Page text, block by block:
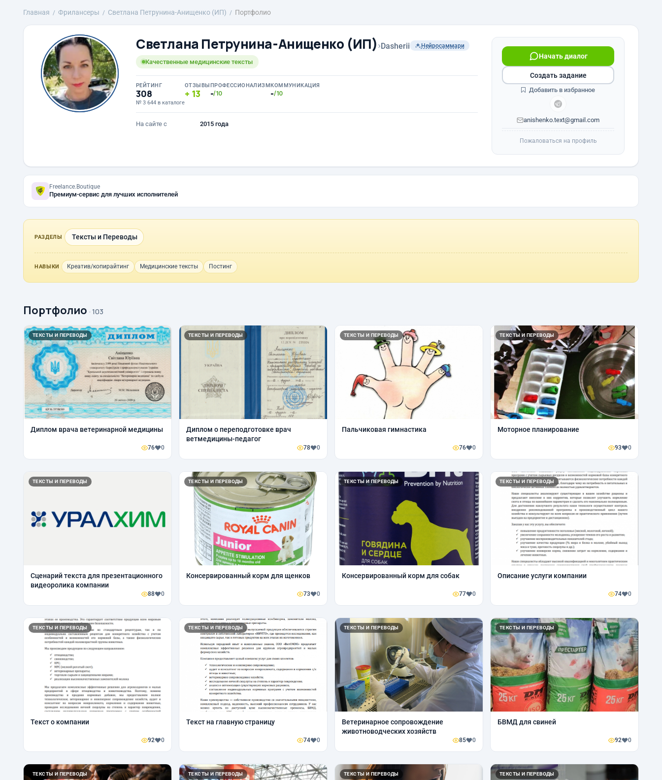
Главная Фрилансеры Светлана Петрунина-Анищенко (ИП) Портфолио
Светлана Петрунина-Анищенко (ИП)›Dasherii Нейросаммари
Качественные медицинские тексты
РЕЙТИНГ
308
№ 3 644 в каталоге
ОТЗЫВЫ
13
ПРОФЕССИОНАЛИЗМ
-/10
КОММУНИКАЦИЯ
-/10
На сайте с 2015 года
Начать диалог
anishenko.text@gmail.com
Создать задание
Добавить в избранное
Пожаловаться на профиль
Freelance.Boutique
Премиум-сервис для лучших исполнителей
РАЗДЕЛЫ Тексты и Переводы
НАВЫКИ Креатив/копирайтинг Медицинские тексты Постинг
Портфолио · 103
ТЕКСТЫ И ПЕРЕВОДЫ
Диплом врача ветеринарной медицины
76 0
ТЕКСТЫ И ПЕРЕВОДЫ
Диплом о переподготовке врач
ветмедицины-педагог
78 0
ТЕКСТЫ И ПЕРЕВОДЫ
Пальчиковая гимнастика
76 0
ТЕКСТЫ И ПЕРЕВОДЫ
Моторное планирование
93 0
ТЕКСТЫ И ПЕРЕВОДЫ
Сценарий текста для презентационного
видеоролика компании
88 0
ТЕКСТЫ И ПЕРЕВОДЫ
Консервированный корм для щенков
73 0
ТЕКСТЫ И ПЕРЕВОДЫ
Консервированный корм для собак
77 0
ТЕКСТЫ И ПЕРЕВОДЫ
Описание услуги компании
74 0
ТЕКСТЫ И ПЕРЕВОДЫ
Текст о компании
92 0
ТЕКСТЫ И ПЕРЕВОДЫ
Текст на главную страницу
74 0
ТЕКСТЫ И ПЕРЕВОДЫ
Ветеринарное сопровождение
животноводческих хозяйств
85 0
ТЕКСТЫ И ПЕРЕВОДЫ
БВМД для свиней
92 0
ТЕКСТЫ И ПЕРЕВОДЫ ТЕКСТЫ И ПЕРЕВОДЫ ТЕКСТЫ И ПЕРЕВОДЫ ТЕКСТЫ И ПЕРЕВОДЫ